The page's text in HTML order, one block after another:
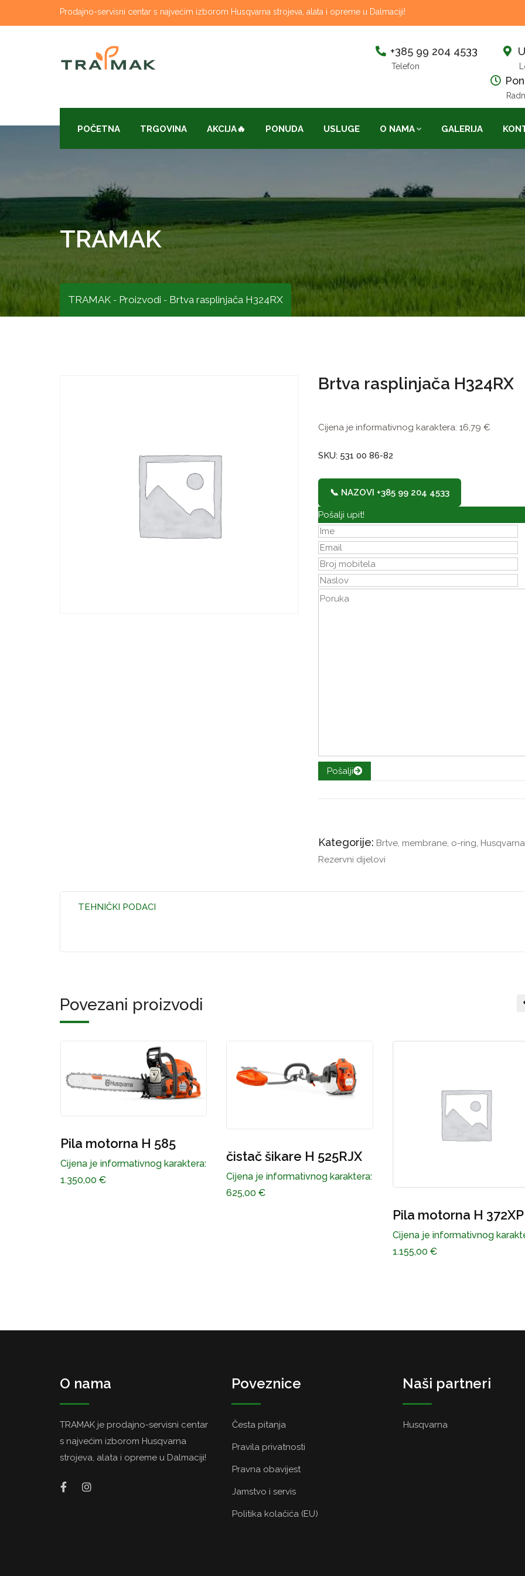
to
Prodajno-servisni centar s najvećim izborom Husqvarna strojeva, alata i opreme u Dalmaciji!
+385 99 204 4533
Telefon
POČETNA TRGOVINA AKCIJA🔥 PONUDA USLUGE O NAMA GALERIJA
TRAMAK
TRAMAK - Proizvodi - Brtva rasplinjača H324RX
Brtva rasplinjača H324RX
Cijena je informativnog karaktera: 16,79 €
SKU: 531 00 86-82
📞 NAZOVI +385 99 204 4533
Pošalji upit!
Pošalji
Kategorije: Brtve, membrane, o-ring, Husqvarna
Rezervni dijelovi
TEHNIČKI PODACI
Povezani proizvodi
karaktera: čistač šikare H 525RJX
Cijena je informativnog karaktera:
Cijena je informativnog karaktera:
O nama
TRAMAK je prodajno-servisni centar
s najvećim izborom Husqvarna
strojeva, alata i opreme u Dalmaciji!
Poveznice
Česta pitanja
Pravila privatnosti
Pravna obavijest
Jamstvo i servis
Politika kolačića (EU)
Naši partneri
Husqvarna